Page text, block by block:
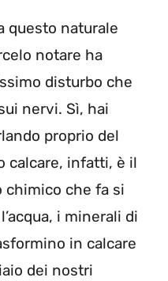
questo naturale
notare ha
disturbo che
nervi. Sì, hai
proprio del
calcare, infatti, è il
chimico che fa si
i minerali di
in calcare
dei nostri